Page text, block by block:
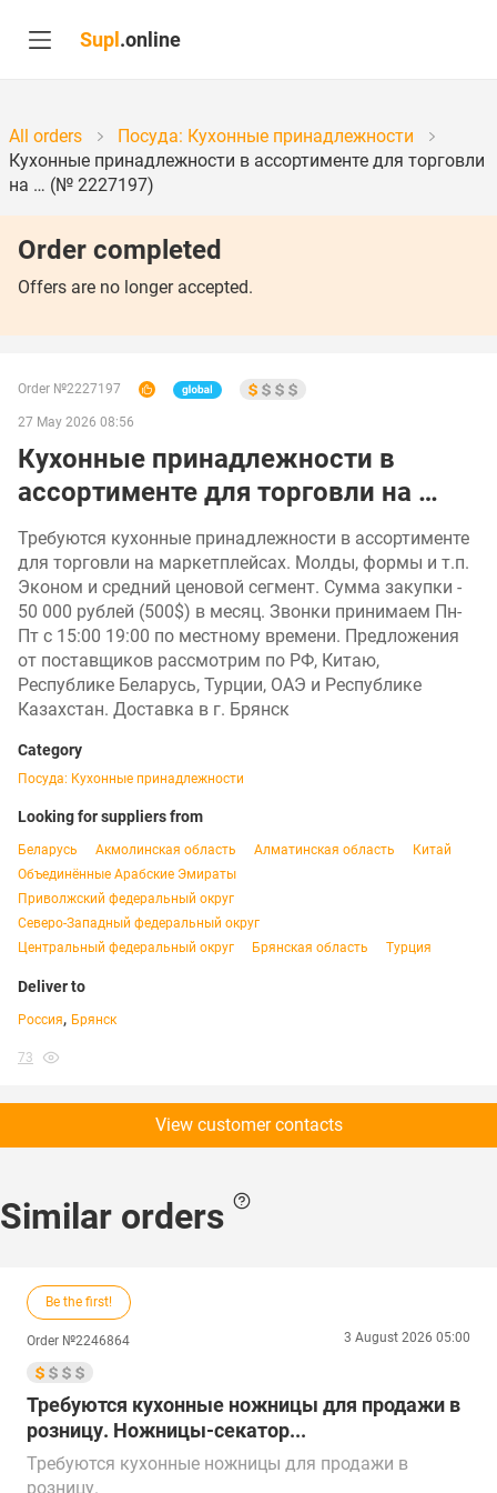
Supl .online
All orders
Посуда: Кухонные принадлежности
Кухонные принадлежности в ассортименте для торговли
на … (№ 2227197)
Order completed
Offers are no longer accepted.
Order №2227197
27 May 2026 08:56
Кухонные принадлежности в
ассортименте для торговли на …
Требуются кухонные принадлежности в ассортименте
для торговли на маркетплейсах. Молды, формы и т.п.
Эконом и средний ценовой сегмент. Сумма закупки -
50 000 рублей (500$) в месяц. Звонки принимаем Пн-
Пт с 15:00 19:00 по местному времени. Предложения
от поставщиков рассмотрим по РФ, Китаю,
Республике Беларусь, Турции, ОАЭ и Республике
Казахстан. Доставка в г. Брянск
Category
Посуда: Кухонные принадлежности
Looking for suppliers from
Беларусь Акмолинская область Алматинская область
Китай
Объединённые Арабские Эмираты
Приволжский федеральный округ
Северо-Западный федеральный округ
Центральный федеральный округ
Брянская область Турция
Deliver to
Россия, Брянск
73
View customer contacts
Similar orders
Be the first!
Order №2246864 3 August 2026 05:00
Требуются кухонные ножницы для продажи в
розницу. Ножницы-секатор...
Требуются кухонные ножницы для продажи в
розницу.